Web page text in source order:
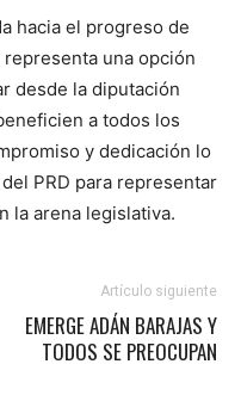
hacia el progreso de
una opción
desde la diputación
a todos los
y dedicación lo
PRD para representar
la arena legislativa.
Artículo siguiente
EMERGE ADÁN BARAJAS Y
TODOS SE PREOCUPAN